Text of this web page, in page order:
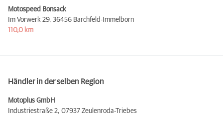
Motospeed Bonsack
Im Vorwerk 29, 36456 Barchfeld-Immelborn
110,0 km
Händler in der selben Region
Motoplus GmbH
Industriestraße 2, 07937 Zeulenroda-Triebes